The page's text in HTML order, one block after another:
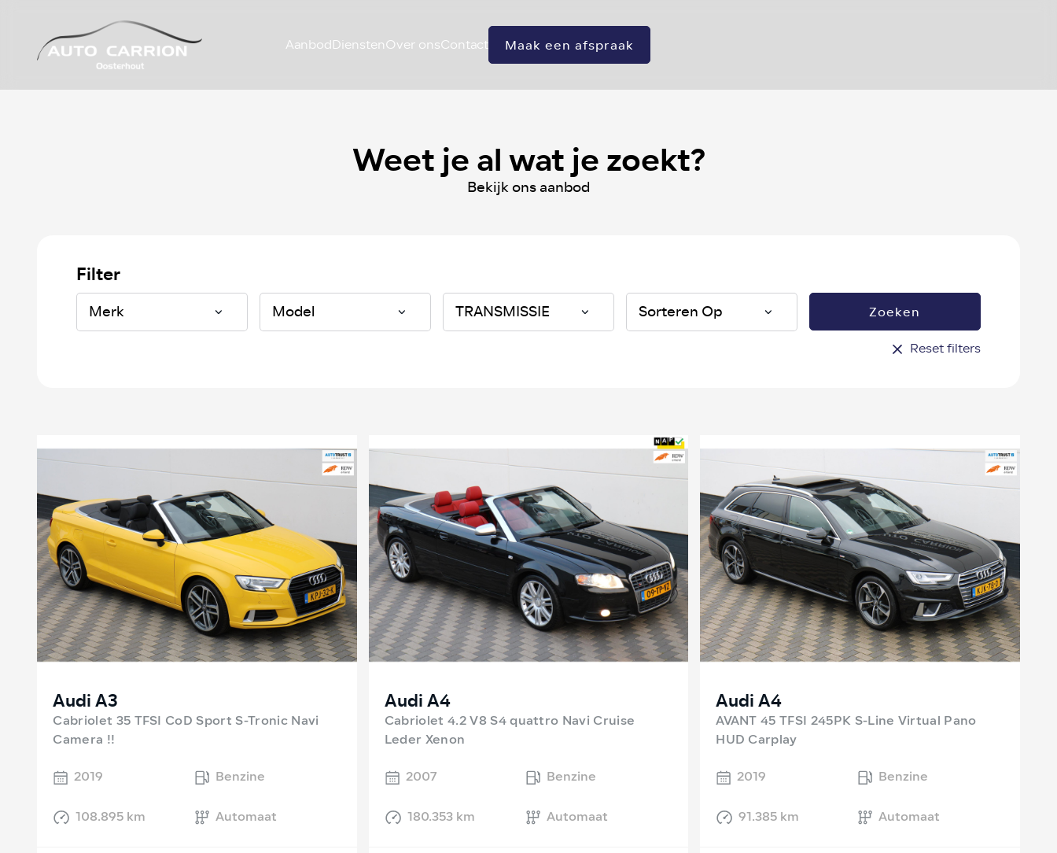
AanbodDienstenOver onsContact Maak een afspraak
Weet je al wat je zoekt?
Bekijk ons aanbod
Filter
Zoeken
Reset filters
Audi A3
Cabriolet 35 TFSI CoD Sport S-Tronic Navi
Camera !!
2019
Benzine
108.895 km Automaat
Audi A4
Cabriolet 4.2 V8 S4 quattro Navi Cruise
Leder Xenon
2007
Benzine
180.353 km Automaat
Audi A4
AVANT 45 TFSI 245PK S-Line Virtual Pano
HUD Carplay
2019
Benzine
91.385 km Automaat